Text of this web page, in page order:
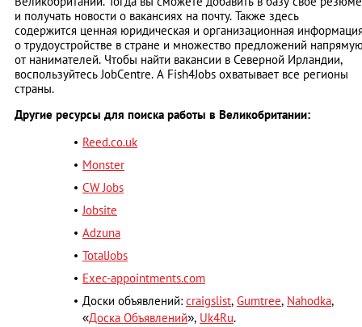
и получать новости о вакансиях на почту. Также здесь
содержится ценная юридическая и организационная
о трудоустройстве в стране и множество предложений
от нанимателей. Чтобы найти вакансии в Северной Ирландии,
воспользуйтесь JobCentre. А Fish4Jobs охватывает все регионы
страны.
Другие ресурсы для поиска работы в Великобритании:
Reed.co.uk
Monster
CW Jobs
Jobsite
Adzuna
TotalJobs
Exec-appointments.com
Доски объявлений: craigslist, Gumtree, Nahodka,
«Доска Объявлений», Uk4Ru.